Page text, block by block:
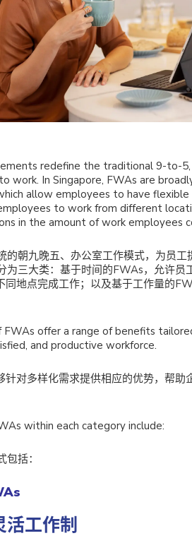
redefine the traditional 9-to-
work. In Singapore, FWAs are
allow employees to have flexible
to work from different
in the amount of work employees
的朝九晚五、办公室工作模式，为员
为三大类：基于时间的FWAs，允许员
同地点完成工作；以及基于工作量的
FWAs offer a range of benefits
and productive workforce.
对多样化需求提供相应的优势，帮助
within each category include:
括：
活工作制